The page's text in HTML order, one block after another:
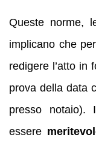
Queste norme,
implicano che
redigere l’atto in
prova della data
presso notaio).
essere